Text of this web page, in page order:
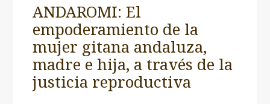
ANDAROMI: El
empoderamiento de la
mujer gitana andaluza,
madre e hija, a través de la
justicia reproductiva